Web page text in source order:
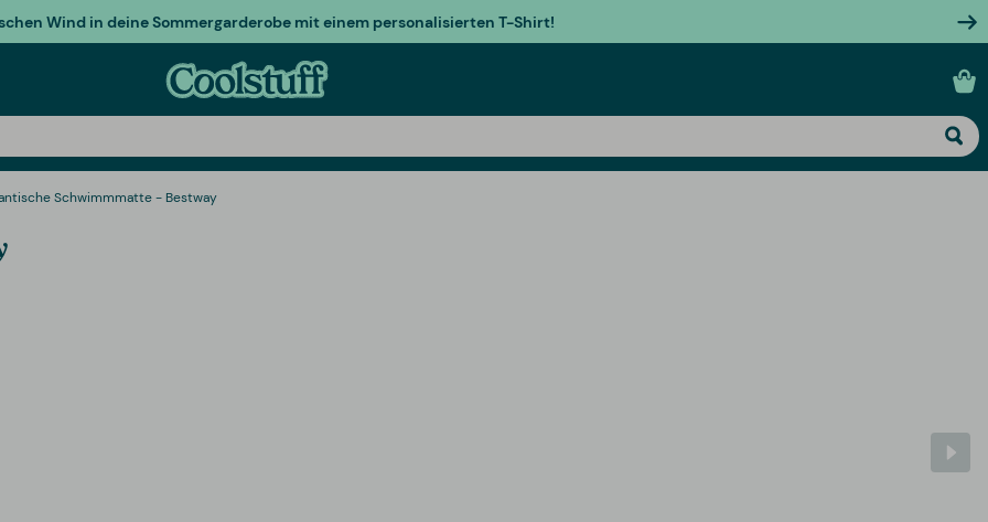
Wind in deine Sommergarderobe mit einem personalisierten T-Shirt!
Schwimmmatte - Bestway